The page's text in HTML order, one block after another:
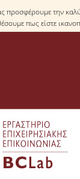
την
πως είστε